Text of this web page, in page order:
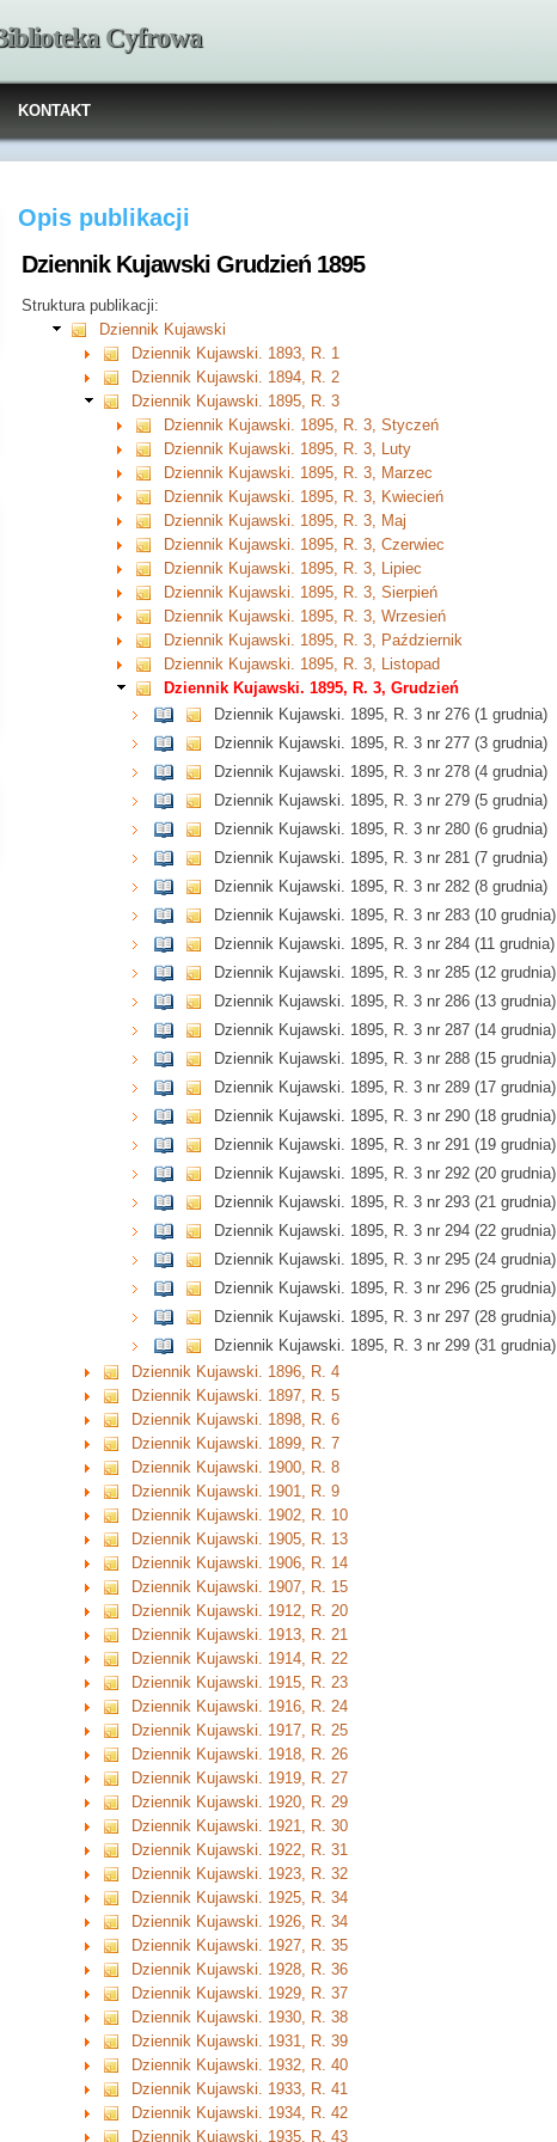
Cyfrowa
KONTAKT
Opis publikacji
Dziennik Kujawski Grudzień 1895
Struktura publikacji:
Dziennik Kujawski
Dziennik Kujawski. 1893, R. 1
Dziennik Kujawski. 1894, R. 2
Dziennik Kujawski. 1895, R. 3
Dziennik Kujawski. 1895, R. 3, Styczeń
Dziennik Kujawski. 1895, R. 3, Luty
Dziennik Kujawski. 1895, R. 3, Marzec
Dziennik Kujawski. 1895, R. 3, Kwiecień
Dziennik Kujawski. 1895, R. 3, Maj
Dziennik Kujawski. 1895, R. 3, Czerwiec
Dziennik Kujawski. 1895, R. 3, Lipiec
Dziennik Kujawski. 1895, R. 3, Sierpień
Dziennik Kujawski. 1895, R. 3, Wrzesień
Dziennik Kujawski. 1895, R. 3, Październik
Dziennik Kujawski. 1895, R. 3, Listopad
Dziennik Kujawski. 1895, R. 3, Grudzień
Dziennik Kujawski. 1895, R. 3 nr 276 (1 grudnia)
Dziennik Kujawski. 1895, R. 3 nr 277 (3 grudnia)
Dziennik Kujawski. 1895, R. 3 nr 278 (4 grudnia)
Dziennik Kujawski. 1895, R. 3 nr 279 (5 grudnia)
Dziennik Kujawski. 1895, R. 3 nr 280 (6 grudnia)
Dziennik Kujawski. 1895, R. 3 nr 281 (7 grudnia)
Dziennik Kujawski. 1895, R. 3 nr 282 (8 grudnia)
Dziennik Kujawski. 1895, R. 3 nr 283 (10 grudnia)
Dziennik Kujawski. 1895, R. 3 nr 284 (11 grudnia)
Dziennik Kujawski. 1895, R. 3 nr 285 (12 grudnia)
Dziennik Kujawski. 1895, R. 3 nr 286 (13 grudnia)
Dziennik Kujawski. 1895, R. 3 nr 287 (14 grudnia)
Dziennik Kujawski. 1895, R. 3 nr 288 (15 grudnia)
Dziennik Kujawski. 1895, R. 3 nr 289 (17 grudnia)
Dziennik Kujawski. 1895, R. 3 nr 290 (18 grudnia)
Dziennik Kujawski. 1895, R. 3 nr 291 (19 grudnia)
Dziennik Kujawski. 1895, R. 3 nr 292 (20 grudnia)
Dziennik Kujawski. 1895, R. 3 nr 293 (21 grudnia)
Dziennik Kujawski. 1895, R. 3 nr 294 (22 grudnia)
Dziennik Kujawski. 1895, R. 3 nr 295 (24 grudnia)
Dziennik Kujawski. 1895, R. 3 nr 296 (25 grudnia)
Dziennik Kujawski. 1895, R. 3 nr 297 (28 grudnia)
Dziennik Kujawski. 1895, R. 3 nr 299 (31 grudnia)
Dziennik Kujawski. 1896, R. 4
Dziennik Kujawski. 1897, R. 5
Dziennik Kujawski. 1898, R. 6
Dziennik Kujawski. 1899, R. 7
Dziennik Kujawski. 1900, R. 8
Dziennik Kujawski. 1901, R. 9
Dziennik Kujawski. 1902, R. 10
Dziennik Kujawski. 1905, R. 13
Dziennik Kujawski. 1906, R. 14
Dziennik Kujawski. 1907, R. 15
Dziennik Kujawski. 1912, R. 20
Dziennik Kujawski. 1913, R. 21
Dziennik Kujawski. 1914, R. 22
Dziennik Kujawski. 1915, R. 23
Dziennik Kujawski. 1916, R. 24
Dziennik Kujawski. 1917, R. 25
Dziennik Kujawski. 1918, R. 26
Dziennik Kujawski. 1919, R. 27
Dziennik Kujawski. 1920, R. 29
Dziennik Kujawski. 1921, R. 30
Dziennik Kujawski. 1922, R. 31
Dziennik Kujawski. 1923, R. 32
Dziennik Kujawski. 1925, R. 34
Dziennik Kujawski. 1926, R. 34
Dziennik Kujawski. 1927, R. 35
Dziennik Kujawski. 1928, R. 36
Dziennik Kujawski. 1929, R. 37
Dziennik Kujawski. 1930, R. 38
Dziennik Kujawski. 1931, R. 39
Dziennik Kujawski. 1932, R. 40
Dziennik Kujawski. 1933, R. 41
Dziennik Kujawski. 1934, R. 42
Dziennik Kujawski. 1935, R. 43